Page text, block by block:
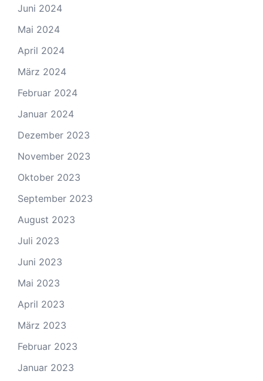
Juni 2024
Mai 2024
April 2024
März 2024
Februar 2024
Januar 2024
Dezember 2023
November 2023
Oktober 2023
September 2023
August 2023
Juli 2023
Juni 2023
Mai 2023
April 2023
März 2023
Februar 2023
Januar 2023